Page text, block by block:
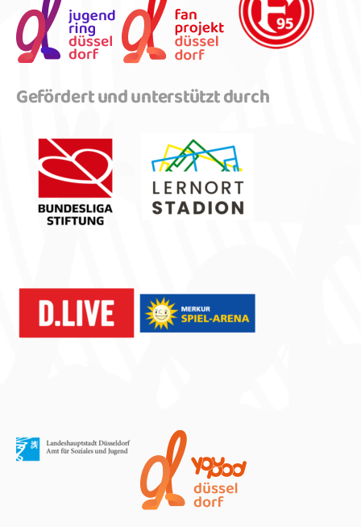
Gefördert und unterstützt durch